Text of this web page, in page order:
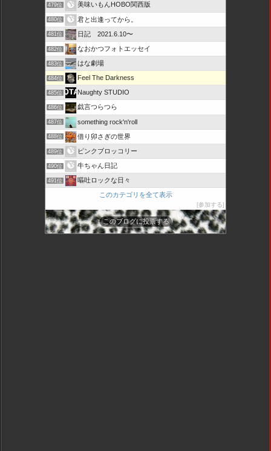
479位 美味いもんHOBO関西版
480位 君と出逢ってから。
481位 日記 2021.6.10〜
482位 なおかつフォトエッセイ
483位 はな劇場
484位 Feel The Darkness
485位 Naughty STUDIO
486位 戯言つらつら
487位 something rock'n'roll
488位 借り卯さぎの世界
489位 ピンクブロッコリー
490位 牛ちゃん日記
491位
嘔吐ロックな日々
このカテゴリを全て表示
参加する
このブログに投票する